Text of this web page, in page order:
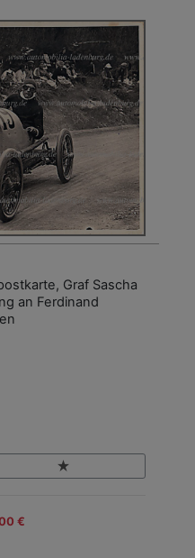
Graf Sascha
an Ferdinand
€